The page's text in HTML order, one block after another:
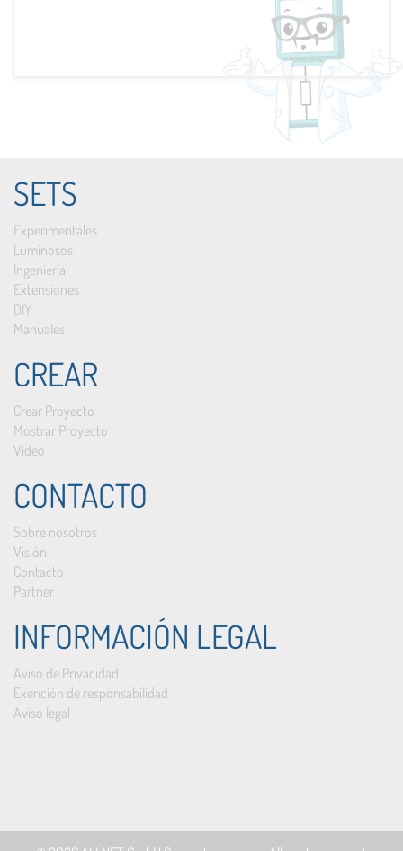
SETS
Experimentales
Luminosos
Ingeniería
Extensiones
DIY
Manuales
CREAR
Crear Proyecto
Mostrar Proyecto
Vídeo
CONTACTO
Sobre nosotros
Visión
Contacto
Partner
INFORMACIÓN LEGAL
Aviso de Privacidad
Exención de responsabilidad
Aviso legal